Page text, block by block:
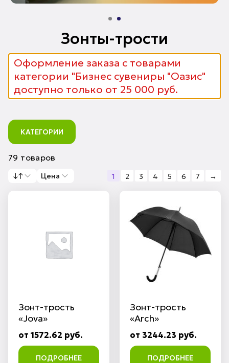
Зонты-трости
Оформление заказа с товарами
категории "Бизнес сувениры "Оазис"
доступно только от 25 000 руб.
КАТЕГОРИИ
79 товаров
↓↑ Цена 1 2 3 4 5 6 7 →
Зонт-трость
«Jova»
от 1572.62 руб.
ПОДРОБНЕЕ
Зонт-трость
«Arch»
от 3244.23 руб.
ПОДРОБНЕЕ